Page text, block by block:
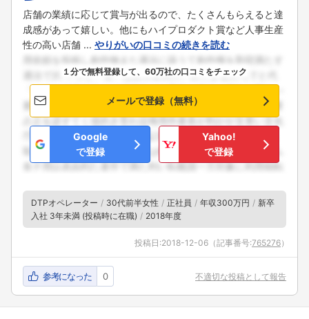
店舗の業績に応じて賞与が出るので、たくさんもらえると達
成感があって嬉しい。他にもハイプロダクト賞など人事生産
性の高い店舗 ... やりがいの口コミの続きを読む
１分で無料登録して、60万社の口コミをチェック
メールで登録（無料）
Google
で登録
Yahoo!
で登録
DTPオペレーター 30代前半女性 正社員 年収300万円
新卒
入社 3年未満 (投稿時に在職)
2018年度
投稿日:2018-12-06 （記事番号:765276）
参考になった 0 不適切な投稿として報告